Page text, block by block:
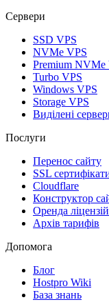
Сервери
SSD VPS
NVMe VPS
Premium NVMe
Turbo VPS
Windows VPS
Storage VPS
Виділені
Послуги
Перенос сайту
SSL
Clоudflare
Конструктор
Оренда
Архів тарифів
Допомога
Блог
Hostpro Wiki
База знань